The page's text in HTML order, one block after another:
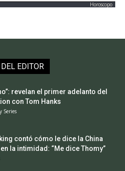
Horoscopo
EDITOR
revelan el primer adelanto del
con Tom Hanks
Series
contó cómo le dice la China
la intimidad: “Me dice Thomy”